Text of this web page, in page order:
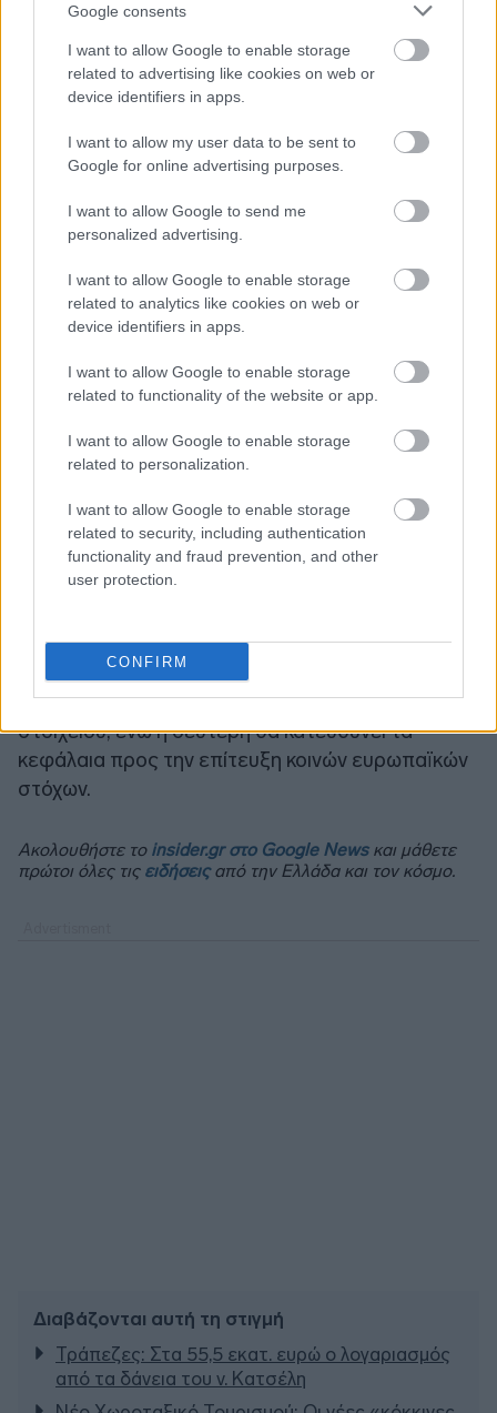
Google consents
I want to allow Google to enable storage
related to advertising like cookies on web or
device identifiers in apps.
I want to allow my user data to be sent to
Google for online advertising purposes.
I want to allow Google to send me
personalized advertising.
I want to allow Google to enable storage
related to analytics like cookies on web or
device identifiers in apps.
I want to allow Google to enable storage
related to functionality of the website or app.
I want to allow Google to enable storage
related to personalization.
I want to allow Google to enable storage
related to security, including authentication
functionality and fraud prevention, and other
user protection.
CONFIRM
Ο Πατσαλίδης υποστήριξε ότι ο καλύτερος
να διαχωριστούν η έκδοση του χρέους και η
διάθεση των πόρων: η πρώτη θα δημιουργεί την
αγορά του κοινού ασφαλούς περιουσιακού
στοιχείου, ενώ η δεύτερη θα κατευθύνει τα
κεφάλαια προς την επίτευξη κοινών ευρωπαϊκών
στόχων.
Ακολουθήστε το insider.gr στο Google Newsκαι μάθετε
πρώτοι όλες τις ειδήσειςαπό την Ελλάδα και τον κόσμο.
Διαβάζονται αυτή τη στιγμή
Τράπεζες: Στα 55,5 εκατ. ευρώ ο λογαριασμός
από τα δάνεια του ν. Κατσέλη